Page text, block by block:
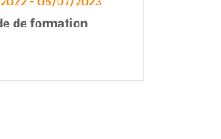
de formation